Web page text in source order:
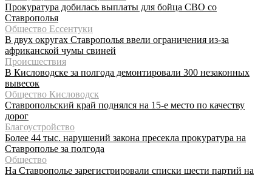
Прокуратура добилась выплаты для бойца СВО со
Ставрополья
Общество Ессентуки
В двух округах Ставрополья ввели ограничения из-за
африканской чумы свиней
Происшествия
В Кисловодске за полгода демонтировали 300 незаконных
вывесок
Общество Кисловодск
Ставропольский край поднялся на 15-е место по качеству
дорог
Благоустройство
Более 44 тыс. нарушений закона пресекла прокуратура на
Ставрополье за полгода
Общество
На Ставрополье зарегистрировали списки шести партий на